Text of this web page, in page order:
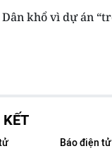
Dân khổ vì dự án
KẾT
Báo điện